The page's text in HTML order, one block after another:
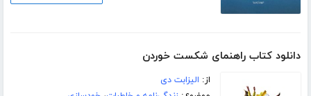
دانلود کتاب راهنمای شکست خوردن
از: الیزابت دی